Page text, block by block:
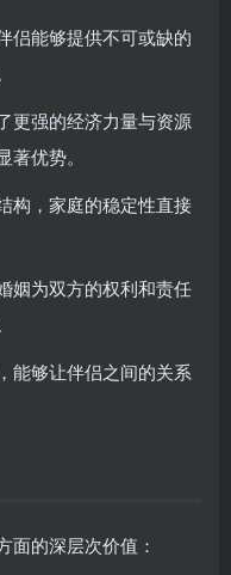
侣能够提供不可或缺的
更强的经济力量与资源
优势。
构，家庭的稳定性直接
姻为双方的权利和责任
能够让伴侣之间的关系
面的深层次价值：